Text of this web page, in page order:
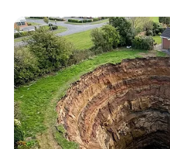
Threads:@alifjoerg
Instagram:@alifjoerg
TikTok: –
YouTube:Al Joerg
Tinggi, Berat & Penampilan